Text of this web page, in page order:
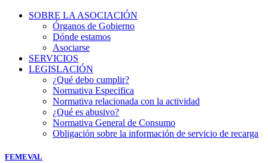
SOBRE LA ASOCIACIÓN
Órganos de Gobierno
Dónde estamos
Asociarse
SERVICIOS
LEGISLACIÓN
¿Qué debo cumplir?
Normativa Especifica
Normativa relacionada con la actividad
¿Qué es abusivo?
Normativa General de Consumo
Obligación sobre la información de servicio de recarga
FEMEVAL